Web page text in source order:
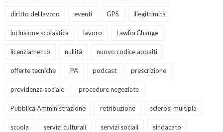
diritto del lavoro eventi GPS illegittimità
inclusione scolastica lavoro LawforChange
licenziamento nullità nuovo codice appalti
offerte tecniche PA podcast prescrizione
previdenza sociale procedure negoziate
Pubblica Amministrazione retribuzione sclerosi multipla
scuola servizi culturali servizi sociali sindacato